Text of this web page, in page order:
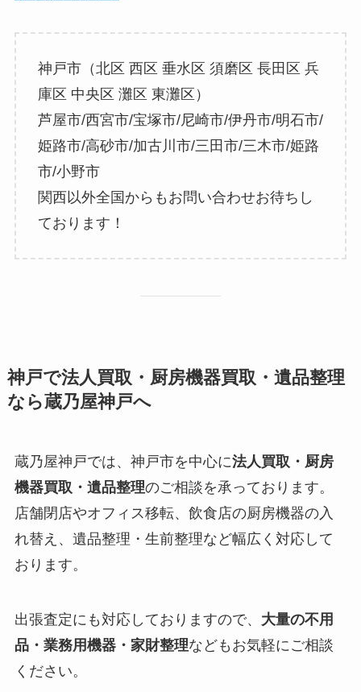
神戸市（北区 西区 垂水区 須磨区 長田区 兵
庫区 中央区 灘区 東灘区）
芦屋市/西宮市/宝塚市/尼崎市/伊丹市/明石市/
姫路市/高砂市/加古川市/三田市/三木市/姫路
市/小野市
関西以外全国からもお問い合わせお待ちし
ております！
神戸で法人買取・厨房機器買取・遺品整理
なら蔵乃屋神戸へ
蔵乃屋神戸では、神戸市を中心に法人買取・厨房
機器買取・遺品整理のご相談を承っております。
店舗閉店やオフィス移転、飲食店の厨房機器の入
れ替え、遺品整理・生前整理など幅広く対応して
おります。
出張査定にも対応しておりますので、 大量の不用
品・業務用機器・家財整理などもお気軽にご相談
ください。